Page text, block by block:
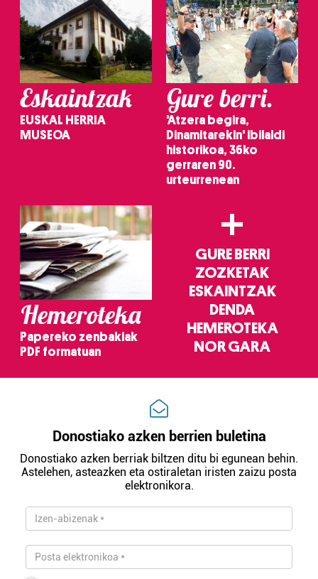
Eskaintzak
EUSKAL HERRIA
MUSEOA
Gure berri.
'Atzera begira,
Dinamitarekin' ibilaldi
historikoa, 36ko
gerraren 90.
urteurrenean
Hemeroteka
Papereko zenbakiak
PDF formatuan
+
GURE BERRI
ZOZKETAK
ESKAINTZAK
DENDA
HEMEROTEKA
NOR GARA
Donostiako azken berrien buletina
Donostiako azken berriak biltzen ditu bi egunean behin.
Astelehen, asteazken eta ostiraletan iristen zaizu posta
elektronikora.